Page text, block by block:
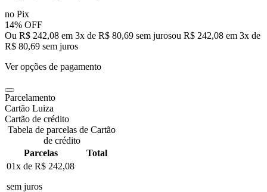
no Pix
14% OFF
Ou R$ 242,08 em 3x de R$ 80,69 sem jurosou R$ 242,08 em 3x de
R$ 80,69 sem juros
Ver opções de pagamento
Parcelamento
Cartão Luiza
Cartão de crédito
Tabela de parcelas de Cartão
de crédito
Parcelas
Total
01x de R$ 242,08
sem juros